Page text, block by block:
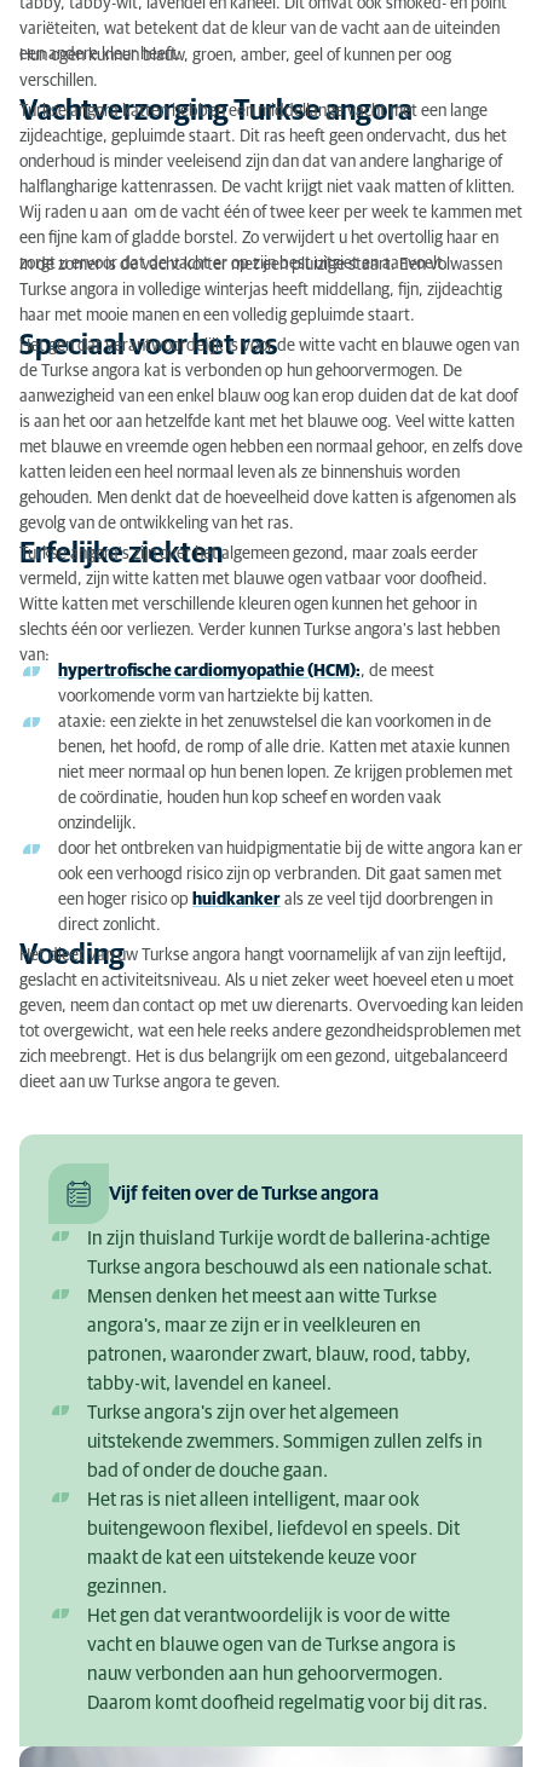
tabby, tabby-wit, lavendel en kaneel. Dit omvat ook smoked- en point
variëteiten, wat betekent dat de kleur van de vacht aan de uiteinden
een andere kleur heeft.
Hun ogen kunnen blauw, groen, amber, geel of kunnen per oog
verschillen.
Vachtverzorging Turkse angora
Turkse angora katten hebben een middellange vacht met een lange
zijdeachtige, gepluimde staart. Dit ras heeft geen ondervacht, dus het
onderhoud is minder veeleisend zijn dan dat van andere langharige of
halflangharige kattenrassen. De vacht krijgt niet vaak matten of klitten.
Wij raden u aan om de vacht één ​​of twee keer per week te kammen met
een fijne kam of gladde borstel. Zo verwijdert u het overtollig haar en
zorgt u ervoor dat de vacht er op zijn best uitziet en aanvoelt.
In de zomer is de vacht korter met een pluizige staart. Een volwassen
Turkse angora in volledige winterjas heeft middellang, fijn, zijdeachtig
haar met mooie manen en een volledig gepluimde staart.
Speciaal voor het ras
Het gen dat verantwoordelijk is voor de witte vacht en blauwe ogen van
de Turkse angora kat is verbonden op hun gehoorvermogen. De
aanwezigheid van een enkel blauw oog kan erop duiden dat de kat doof
is aan het oor aan hetzelfde kant met het blauwe oog. Veel witte katten
met blauwe en vreemde ogen hebben een normaal gehoor, en zelfs dove
katten leiden een heel normaal leven als ze binnenshuis worden
gehouden. Men denkt dat de hoeveelheid dove katten is afgenomen als
gevolg van de ontwikkeling van het ras.
Erfelijke ziekten
Turkse angora's zijn over het algemeen gezond, maar zoals eerder
vermeld, zijn witte katten met blauwe ogen vatbaar voor doofheid.
Witte katten met verschillende kleuren ogen kunnen het gehoor in
slechts één oor verliezen. Verder kunnen Turkse angora's last hebben
van:
hypertrofische cardiomyopathie (HCM):, de meest
voorkomende vorm van hartziekte bij katten.
ataxie: een ziekte in het zenuwstelsel die kan voorkomen in de
benen, het hoofd, de romp of alle drie. Katten met ataxie kunnen
niet meer normaal op hun benen lopen. Ze krijgen problemen met
de coördinatie, houden hun kop scheef en worden vaak
onzindelijk.
door het ontbreken van huidpigmentatie bij de witte angora kan er
ook een verhoogd risico zijn op verbranden. Dit gaat samen met
een hoger risico op huidkanker als ze veel tijd doorbrengen in
direct zonlicht.
Voeding
Het dieet van uw Turkse angora hangt voornamelijk af van zijn leeftijd,
geslacht en activiteitsniveau. Als u niet zeker weet hoeveel eten u moet
geven, neem dan contact op met uw dierenarts. Overvoeding kan leiden
tot overgewicht, wat een hele reeks andere gezondheidsproblemen met
zich meebrengt. Het is dus belangrijk om een ​​gezond, uitgebalanceerd
dieet aan uw Turkse angora te geven.
Vijf feiten over de Turkse angora
In zijn thuisland Turkije wordt de ballerina-achtige
Turkse angora beschouwd als een nationale schat.
Mensen denken het meest aan witte Turkse
angora's, maar ze zijn er in veelkleuren en
patronen, waaronder zwart, blauw, rood, tabby,
tabby-wit, lavendel en kaneel.
Turkse angora's zijn over het algemeen
uitstekende zwemmers. Sommigen zullen zelfs in
bad of onder de douche gaan.
Het ras is niet alleen intelligent, maar ook
buitengewoon flexibel, liefdevol en speels. Dit
maakt de kat een uitstekende keuze voor
gezinnen.
Het gen dat verantwoordelijk is voor de witte
vacht en blauwe ogen van de Turkse angora is
nauw verbonden aan hun gehoorvermogen.
Daarom komt doofheid regelmatig voor bij dit ras.